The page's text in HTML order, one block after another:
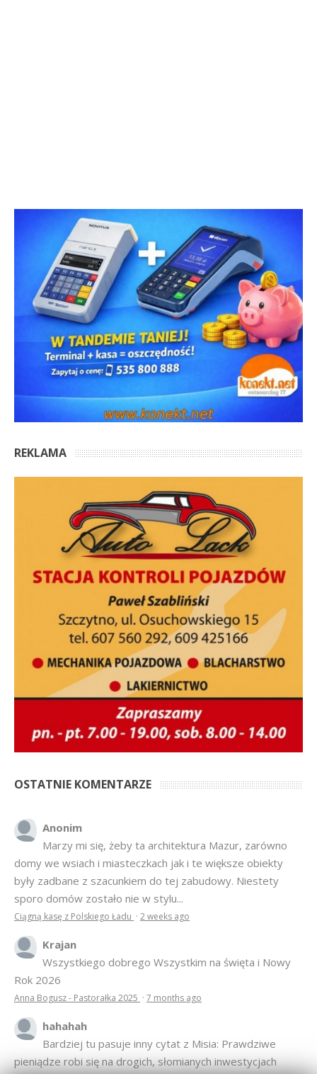
REKLAMA
OSTATNIE KOMENTARZE
Anonim
Marzy mi się, żeby ta architektura Mazur, zarówno
domy we wsiach i miasteczkach jak i te większe obiekty
były zadbane z szacunkiem do tej zabudowy. Niestety
Krajan
Wszystkiego dobrego Wszystkim na święta i Nowy
Rok 2026
Anna Bogusz - Pastorałka 2025 7 months ago
hahahah
Bardziej tu pasuje inny cytat z Misia: Prawdziwe
pieniądze robi się na drogich, słomianych inwestycjach
Podpisali umowę na wieżę - Kurek Mazurski · 7 months ago
© 2007–2018 Kurek Mazurski — archiwalne wydania lokalnej
gazety.
Opieka techniczna:
Konekt Sp. z o.o.
terminale płatnicze, usługi IT, wizytówki w lokalnych domenach